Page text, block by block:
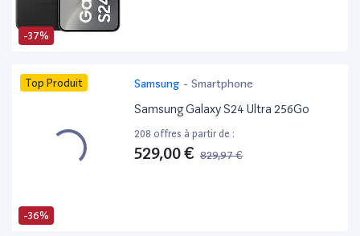
-37%
-36%
Top Produit Samsung - Smartphone
Samsung Galaxy S24 Ultra 256Go
208 offres à partir de :
529,00 € 829,97 €